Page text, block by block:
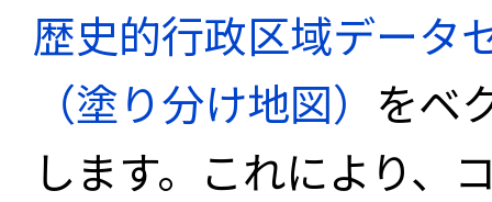
歴史的行政区域データ
（塗り分け地図） をベ
します。これにより、